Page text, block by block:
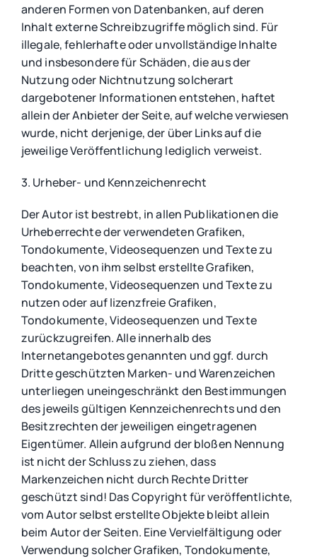
anderen Formen von Datenbanken, auf deren
Inhalt externe Schreibzugriffe möglich sind. Für
illegale, fehlerhafte oder unvollständige Inhalte
und insbesondere für Schäden, die aus der
Nutzung oder Nichtnutzung solcherart
dargebotener Informationen entstehen, haftet
allein der Anbieter der Seite, auf welche verwiesen
wurde, nicht derjenige, der über Links auf die
jeweilige Veröffentlichung lediglich verweist.
3. Urheber- und Kennzeichenrecht
Der Autor ist bestrebt, in allen Publikationen die
Urheberrechte der verwendeten Grafiken,
Tondokumente, Videosequenzen und Texte zu
beachten, von ihm selbst erstellte Grafiken,
Tondokumente, Videosequenzen und Texte zu
nutzen oder auf lizenzfreie Grafiken,
Tondokumente, Videosequenzen und Texte
zurückzugreifen. Alle innerhalb des
Internetangebotes genannten und ggf. durch
Dritte geschützten Marken- und Warenzeichen
unterliegen uneingeschränkt den Bestimmungen
des jeweils gültigen Kennzeichenrechts und den
Besitzrechten der jeweiligen eingetragenen
Eigentümer. Allein aufgrund der bloßen Nennung
ist nicht der Schluss zu ziehen, dass
Markenzeichen nicht durch Rechte Dritter
geschützt sind! Das Copyright für veröffentlichte,
vom Autor selbst erstellte Objekte bleibt allein
beim Autor der Seiten. Eine Vervielfältigung oder
Verwendung solcher Grafiken, Tondokumente,